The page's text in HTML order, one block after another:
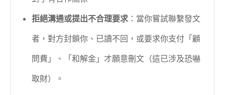
拒絕溝通或提出不合理要求 ：當你嘗試聯繫發文
者，對方封鎖你、已讀不回，或要求你支付「顧
問費」、「和解金」才願意刪文（這已涉及恐嚇
取財）。